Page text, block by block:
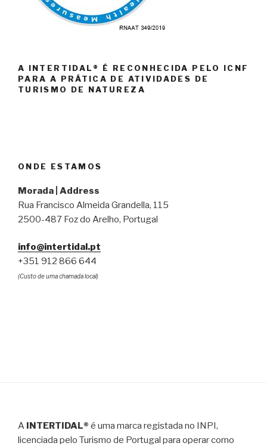
A INTERTIDAL® É RECONHECIDA PELO ICNF
PARA A PRÁTICA DE ATIVIDADES DE
TURISMO DE NATUREZA
ONDE ESTAMOS
Morada | Address
Rua Francisco Almeida Grandella, 115
2500-487 Foz do Arelho, Portugal
info@intertidal.pt
+351 912 866 644
(Custo de uma chamada local)
A INTERTIDAL® é uma marca registada no INPI,
licenciada pelo Turismo de Portugal para operar como